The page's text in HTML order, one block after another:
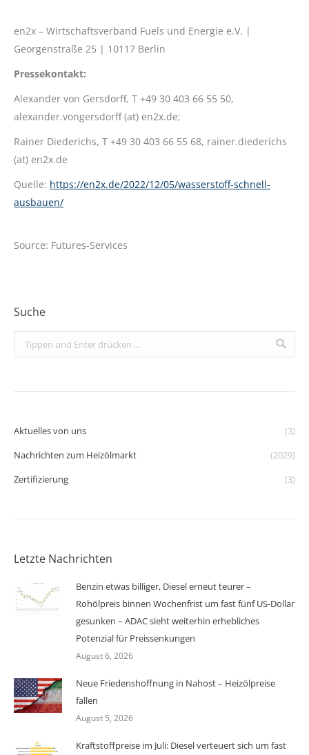
en2x – Wirtschaftsverband Fuels und Energie e.V. |
Georgenstraße 25 | 10117 Berlin
Pressekontakt:
Alexander von Gersdorff, T +49 30 403 66 55 50,
alexander.vongersdorff (at) en2x.de;
Rainer Diederichs, T +49 30 403 66 55 68, rainer.diederichs
(at) en2x.de
Quelle: https://en2x.de/2022/12/05/wasserstoff-schnell-
ausbauen/
Source: Futures-Services
Suche
Search:
Aktuelles von uns
(3)
Nachrichten zum Heizölmarkt
(2029)
Zertifizierung
(3)
Letzte Nachrichten
Benzin etwas billiger, Diesel erneut teurer –
Rohölpreis binnen Wochenfrist um fast fünf US-Dollar
gesunken – ADAC sieht weiterhin erhebliches
Potenzial für Preissenkungen
August 6, 2026
Neue Friedenshoffnung in Nahost – Heizölpreise
fallen
August 5, 2026
Kraftstoffpreise im Juli: Diesel verteuert sich um fast